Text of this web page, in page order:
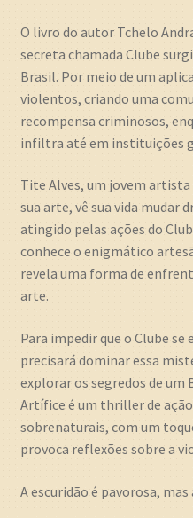
O livro do autor Tchelo
secreta chamada Clube
Brasil. Por meio de um
violentos, criando uma
recompensa criminosos,
infiltra até em instituições
Tite Alves, um jovem
sua arte, vê sua vida mudar
atingido pelas ações do
conhece o enigmático
revela uma forma de
arte.
Para impedir que o Clube
precisará dominar essa
explorar os segredos de um
Artífice é um thriller de
sobrenaturais, com um
provoca reflexões sobre a
A escuridão é pavorosa,